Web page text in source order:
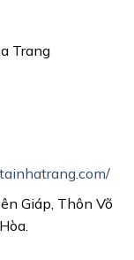
Trang
Giáp, Thôn Võ